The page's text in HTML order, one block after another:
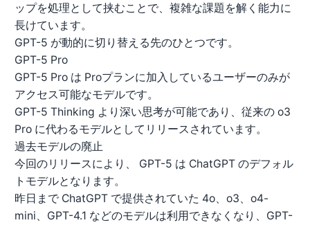
ップを処理として挟むことで、複雑な課題を解く能力に
長けています。
GPT-5 が動的に切り替える先のひとつです。
GPT-5 Pro
GPT-5 Pro は Proプランに加入しているユーザーのみが
アクセス可能なモデルです。
GPT-5 Thinking より深い思考が可能であり、従来の o3
Pro に代わるモデルとしてリリースされています。
過去モデルの廃止
今回のリリースにより、 GPT-5 は ChatGPT のデフォル
トモデルとなります。
昨日まで ChatGPT で提供されていた 4o、o3、o4-
mini、GPT-4.1 などのモデルは利用できなくなり、GPT-